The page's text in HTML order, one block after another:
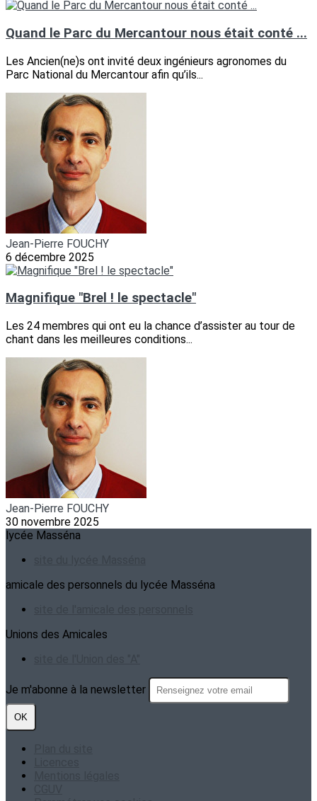
Quand le Parc du Mercantour nous était conté ...
Les Ancien(ne)s ont invité deux ingénieurs agronomes du
Parc National du Mercantour afin qu’ils...
Jean-Pierre FOUCHY
6 décembre 2025
Magnifique "Brel ! le spectacle"
Les 24 membres qui ont eu la chance d’assister au tour de
chant dans les meilleures conditions...
Jean-Pierre FOUCHY
30 novembre 2025
lycée Masséna
amicale des personnels du lycée Masséna
Unions des Amicales
Je m'abonne à la newsletter
OK